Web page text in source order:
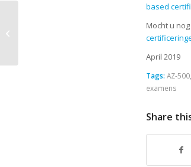
based
Mocht u
April 2019
Tags: AZ-500
examens
Share